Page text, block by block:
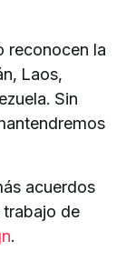
reconocen la
Laos,
Sin
acuerdos
trabajo de
.